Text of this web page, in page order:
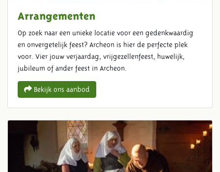
Arrangementen
Op zoek naar een unieke locatie voor een gedenkwaardig
en onvergetelijk feest? Archeon is hier de perfecte plek
voor. Vier jouw verjaardag, vrijgezellenfeest, huwelijk,
jubileum of ander feest in Archeon.
Bekijk ons aanbod